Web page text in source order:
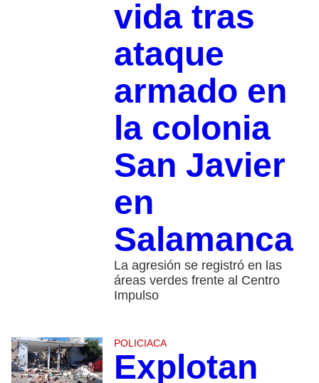
vida tras
ataque
armado en
la colonia
San Javier
en
Salamanca
La agresión se registró en las
áreas verdes frente al Centro
Impulso
POLICIACA
Explotan